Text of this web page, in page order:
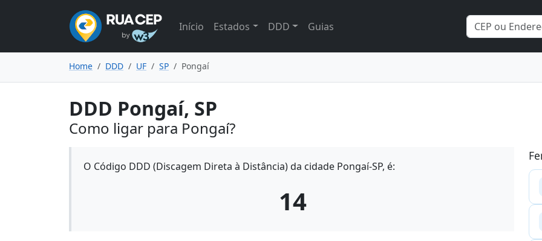
Início Estados DDD Guias
Home DDD UF SP Pongaí
DDD Pongaí, SP
Como ligar para Pongaí?
O Código DDD (Discagem Direta à Distância) da cidade Pongaí-SP, é:
14